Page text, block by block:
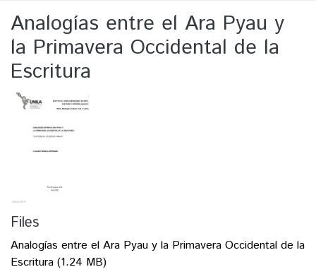
Analogías entre el Ara Pyau y
la Primavera Occidental de la
Escritura
Files
Analogías entre el Ara Pyau y la Primavera Occidental de la
Escritura (1.24 MB)